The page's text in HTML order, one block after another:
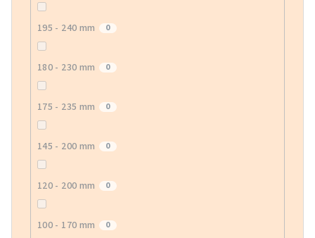
195 - 240 mm 0
180 - 230 mm 0
175 - 235 mm 0
145 - 200 mm 0
120 - 200 mm 0
100 - 170 mm 0